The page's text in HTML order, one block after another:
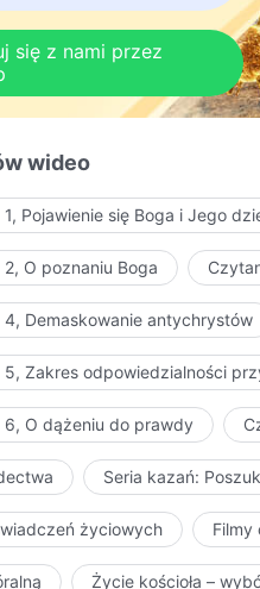
poznał Jego ciało; było
On wagi do
tożsamość i status w
nigdy nie wygłasza
które powinien
zakończyć dzieło, to
stanie sprawić, aby było
zrozumie dzieło,
w pełni zrozumiał
Boga wcielonego dzieli
Boga, oraz słów,
wypełniona, druga
sam musi nią przejść.
jak również ci,
wiedzieć, co jest
się ciałem, i musi
On wykonać,
leży błąd człowieka,
się z nami przez
wideo
Pojawienie się Boga i Jego
O poznaniu Boga
4, Demaskowanie antychrystów
5, Zakres odpowiedzialności
6, O dążeniu do prawdy
Seria kazań:
życiowych Filmy
Życie kościoła –